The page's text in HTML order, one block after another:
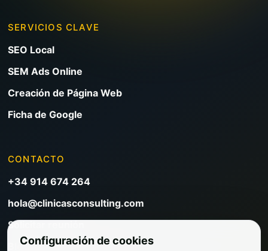
SERVICIOS CLAVE
SEO Local
SEM Ads Online
Creación de Página Web
Ficha de Google
CONTACTO
+34 914 674 264
hola@clinicasconsulting.com
Solicitar reunión
Blog de marketing clínico
Configuración de cookies